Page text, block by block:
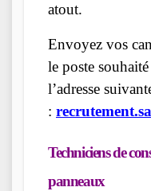
atout.
Envoyez vos
le poste
l’adresse
:
Techniciens de
panneaux